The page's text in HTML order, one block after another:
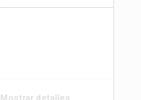
Mostrar detalles